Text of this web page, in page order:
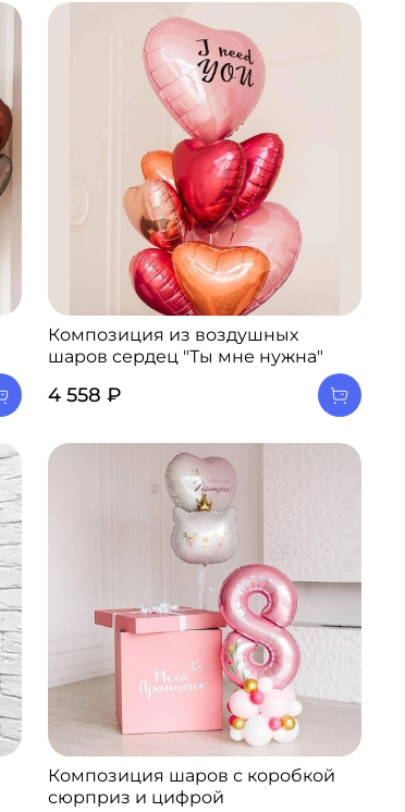
Композиция из воздушных
шаров сердец "Ты мне нужна"
4 558 ₽
Композиция шаров с коробкой
сюрприз и цифрой